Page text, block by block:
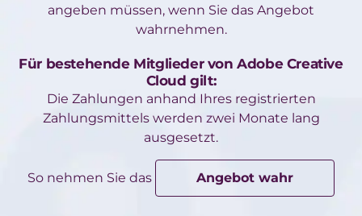
angeben müssen, wenn Sie das Angebot
wahrnehmen.
Für bestehende Mitglieder von Adobe Creative
Cloud gilt:
Die Zahlungen anhand Ihres registrierten
Zahlungsmittels werden zwei Monate lang
ausgesetzt.
So nehmen Sie das Angebot wahr